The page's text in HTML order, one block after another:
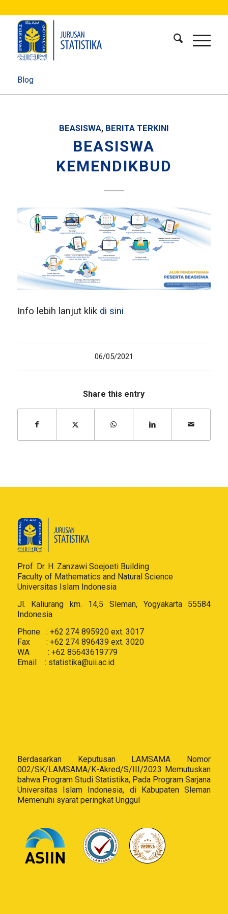
Blog
BEASISWA, BERITA TERKINI
BEASISWA
KEMENDIKBUD
Info lebih lanjut klik di sini
06/05/2021
Share this entry
Prof. Dr. H. Zanzawi Soejoeti Building
Faculty of Mathematics and Natural Science
Universitas Islam Indonesia
Jl. Kaliurang km. 14,5 Sleman, Yogyakarta 55584
Indonesia
Phone : +62 274 895920 ext. 3017
Fax : +62 274 896439 ext. 3020
WA : +62 85643619779
Email : statistika@uii.ac.id
Berdasarkan Keputusan LAMSAMA Nomor
002/SK/LAMSAMA/K-Akred/S/III/2023 Memutuskan
bahwa Program Studi Statistika, Pada Program Sarjana
Universitas Islam Indonesia, di Kabupaten Sleman
Memenuhi syarat peringkat Unggul